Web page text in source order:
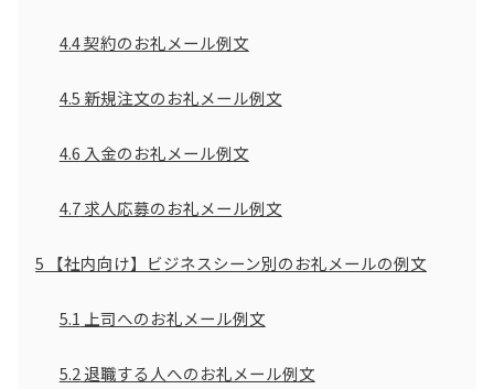
4.4契約のお礼メール例文
4.5 新規注文のお礼メール例文
4.6 入金のお礼メール例文
4.7求人応募のお礼メール例文
5 【社内向け】ビジネスシーン別のお礼メールの例文
5.1 上司へのお礼メール例文
5.2 退職する人へのお礼メール例文